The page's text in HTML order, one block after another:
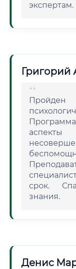
экспертам.
Григорий
срок.
знания.
Денис